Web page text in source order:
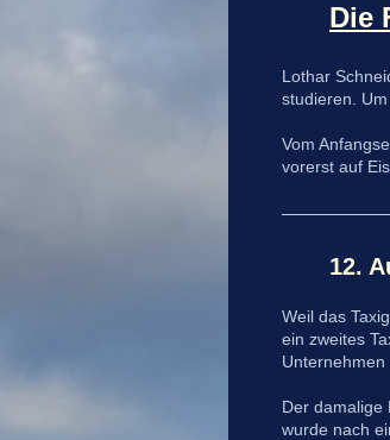
Die
Lothar
studieren.
Vom
vorerst auf
12.
Weil das
ein zweites
Unternehmen
Der damalige
wurde nach